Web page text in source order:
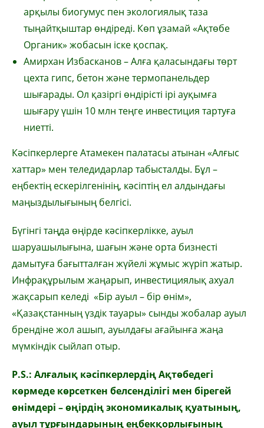
арқылы биогумус пен экологиялық таза
тыңайтқыштар өндіреді. Көп ұзамай «Ақтөбе
Органик» жобасын іске қоспақ.
Амирхан Избасканов – Алға қаласындағы төрт
цехта гипс, бетон және термопанельдер
шығарады. Ол қазіргі өндірісті ірі ауқымға
шығару үшін 10 млн теңге инвестиция тартуға
ниетті.
Кәсіпкерлерге Атамекен палатасы атынан «Алғыс
хаттар» мен теледидарлар табысталды. Бұл –
еңбектің ескерілгенінің, кәсіптің ел алдындағы
маңыздылығының белгісі.
Бүгінгі таңда өңірде кәсіпкерлікке, ауыл
шаруашылығына, шағын және орта бизнесті
дамытуға бағытталған жүйелі жұмыс жүріп жатыр.
Инфрақұрылым жаңарып, инвестициялық ахуал
жақсарып келеді «Бір ауыл – бір өнім»,
«Қазақстанның үздік тауары» сынды жобалар ауыл
брендіне жол ашып, ауылдағы ағайынға жаңа
мүмкіндік сыйлап отыр.
P.S.: Алғалық кәсіпкерлердің Ақтөбедегі
көрмеде көрсеткен белсенділігі мен бірегей
өнімдері – өңірдің экономикалық қуатының,
ауыл тұрғындарының еңбекқорлығының